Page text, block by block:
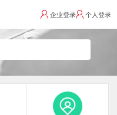
个人登录
企业登录